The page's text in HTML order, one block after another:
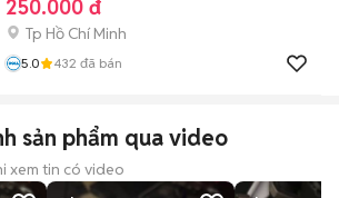
250.000 đ
Tp Hồ Chí Minh
5.0 432 đã bán
sản phẩm qua video
xem tin có video